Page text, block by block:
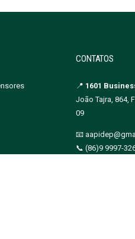
CONTATOS
📍 1601
João Tajra, 864,
09
📧
📞 (86)9 9997-